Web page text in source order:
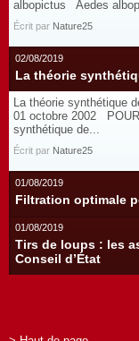
albopictus Aedes
Écrit par Nature25
02/08/2019
La théorie
La théorie synthétique
01 octobre 2002
synthétique de...
Écrit par Nature25
01/08/2019
Filtration optimale
01/08/2019
Tirs de loups : les
Conseil d’État